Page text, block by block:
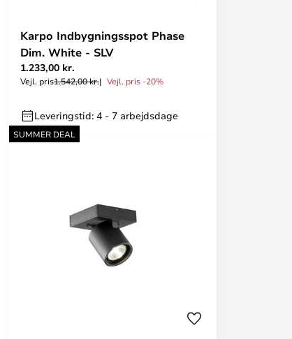
Karpo Indbygningsspot Phase
Dim. White - SLV
1.233,00 kr.
Vejl. pris1.542,00 kr. Vejl. pris -20%
Leveringstid: 4 - 7 arbejdsdage
SUMMER DEAL